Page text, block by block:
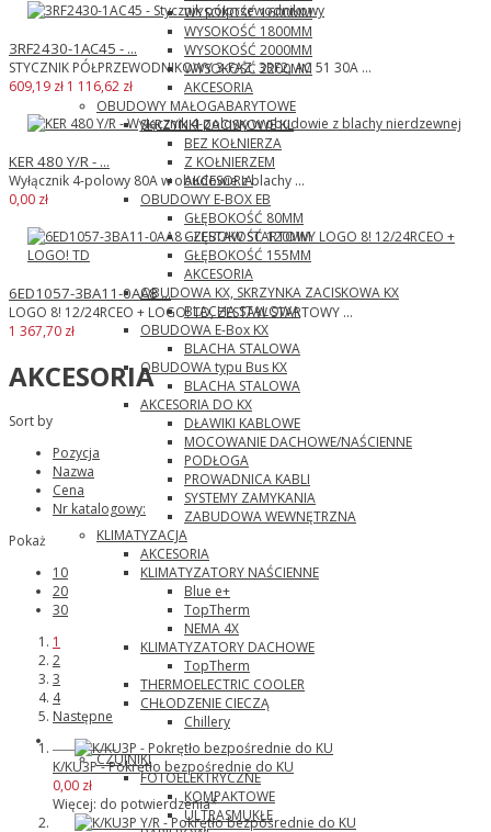
WYSOKOŚĆ 1600MM
WYSOKOŚĆ 1800MM
WYSOKOŚĆ 2000MM
WYSOKOŚĆ 2200MM
AKCESORIA
OBUDOWY MAŁOGABARYTOWE
SKRZYNKI ZACISKOWE KL
BEZ KOŁNIERZA
Z KOŁNIERZEM
AKCESORIA
OBUDOWY E-BOX EB
GŁĘBOKOŚĆ 80MM
GŁĘBOKOŚĆ 120MM
GŁĘBOKOŚĆ 155MM
AKCESORIA
OBUDOWA KX, SKRZYNKA ZACISKOWA KX
BLACHA STALOWA
OBUDOWA E-Box KX
BLACHA STALOWA
OBUDOWA typu Bus KX
BLACHA STALOWA
AKCESORIA DO KX
DŁAWIKI KABLOWE
MOCOWANIE DACHOWE/NAŚCIENNE
PODŁOGA
PROWADNICA KABLI
SYSTEMY ZAMYKANIA
ZABUDOWA WEWNĘTRZNA
KLIMATYZACJA
AKCESORIA
KLIMATYZATORY NAŚCIENNE
Blue e+
TopTherm
NEMA 4X
KLIMATYZATORY DACHOWE
TopTherm
THERMOELECTRIC COOLER
CHŁODZENIE CIECZĄ
Chillery
Panasonic
CZUJNIKI
FOTOELEKTRYCZNE
KOMPAKTOWE
ULTRASMUKŁE
3RF2430-1AC45 - ...
STYCZNIK PÓŁPRZEWODNIKOWY 3-FAZ. 3RF2, AC 51 30A ...
609,19 zł 1 116,62 zł
KER 480 Y/R - ...
Wyłącznik 4-polowy 80A w obudowie z blachy ...
0,00 zł
6ED1057-3BA11-0AA8 ...
LOGO 8! 12/24RCEO + LOGO! TD, ZESTAW STARTOWY ...
1 367,70 zł
AKCESORIA
Sort by
Pozycja
Nazwa
Cena
Nr katalogowy:
Pokaż
10
20
30
1
2
3
4
Następne
K/KU3P - Pokrętło bezpośrednie do KU
0,00 zł
Więcej: do potwierdzenia*